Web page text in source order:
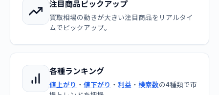
注目商品ピックアップ
買取相場の動きが大きい注目商品をリアルタイ
ムでピックアップ。
各種ランキング
値上がり ・ 値下がり ・ 利益 ・ 検索数の4種類で市